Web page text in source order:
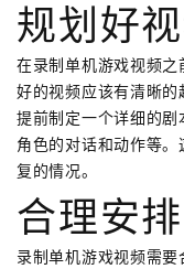
规划好
在录制单机游戏视频
好的视频应该有清晰
提前制定一个详细的剧
角色的对话和动作等
复的情况。
合理安
录制单机游戏视频需